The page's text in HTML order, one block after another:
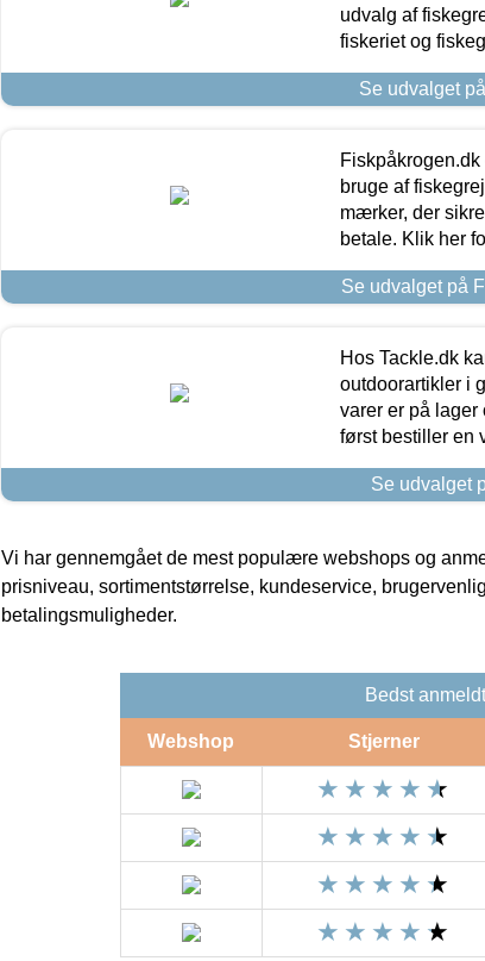
udvalg af
fiskeriet og
Se udvalget
bruge af
mærker, der
betale. Klik her
Se udvalget på
Hos Tackle.dk
outdoorartikler i
varer er på lager
først bestiller en
Se udvalget
Vi har gennemgået de mest populære webshops og
prisniveau, sortimentstørrelse, kundeservice,
betalingsmuligheder.
Bedst
Webshop Stjerner